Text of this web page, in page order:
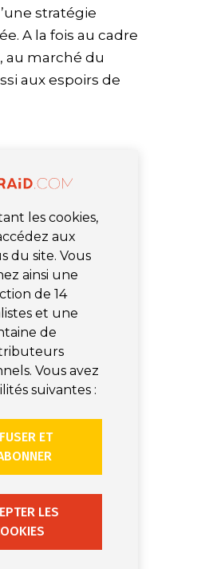
stratégie
A la fois au cadre
au marché du
aux espoirs de
les cookies,
aux
du site. Vous
ainsi une
de 14
et une
de
Vous avez
suivantes :
ET
LES